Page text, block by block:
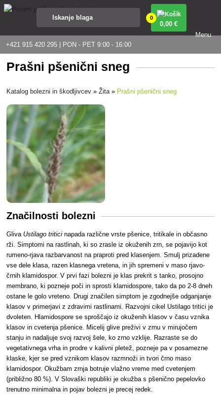
+421 915 420 295 | PON - PET 9:00 - 16:00
0
0,00 €
Menu
Prašni pšenični sneg
Katalog bolezni in škodljivcev »Žita » Prašni pšenični sneg
Značilnosti bolezni
Gliva Ustilago triticinapada različne vrste pšenice, tritikale in občasno
rži. Simptomi na rastlinah, ki so zrasle iz okuženih zrn, se pojavijo kot
rumeno-rjava razbarvanost na praproti pred klasenjem. Smulj prizadene
vse dele klasa, razen klasnega vretena, in jih spremeni v maso rjavo-
črnih klamidospor. V prvi fazi bolezni je klas prekrit s tanko, prosojno
membrano, ki pozneje poči in sprosti klamidospore, tako da po 2-8 dneh
ostane le golo vreteno. Drugi značilen simptom je zgodnejše odganjanje
klasov v primerjavi z zdravimi rastlinami. Razvojni cikel Ustilago tritici je
dvoleten. Hlamidospore se sproščajo iz okuženih klasov v času vznika
klasov in cvetenja pšenice. Micelij glive preživi v zrnu v mirujočem
stanju in nadaljuje svoj razvoj šele, ko zrno vzklije. Razraste se do
vegetativnega vrha in prodre v kalivni pletež, pozneje pa v posamezne
klaske, kjer se pred vznikom klasov razmnoži in tvori črno maso
klamidospor. Okužbam zrnja botruje vlažno vreme med cvetenjem
(približno 80 %). V Slovaški republiki je okužba s pšenično pepelovko
trenutno minimalna in pojav bolezni je precej redek.